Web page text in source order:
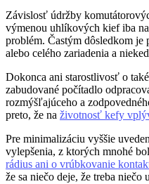
Závislosť údržby
výmenou uhlíkových kief iba
problém. Častým dôsledkom je
alebo celého zariadenia a
Dokonca ani starostlivosť o
zabudované počítadlo
rozmýšľajúceho a
preto, že na životnosť kefy
Pre minimalizáciu vyššie
vylepšenia, z ktorých mnohé
rádius ani o vrúbkovanie
že sa niečo deje, že treba